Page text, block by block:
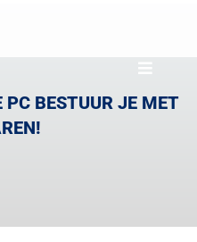
PC BESTUUR JE MET